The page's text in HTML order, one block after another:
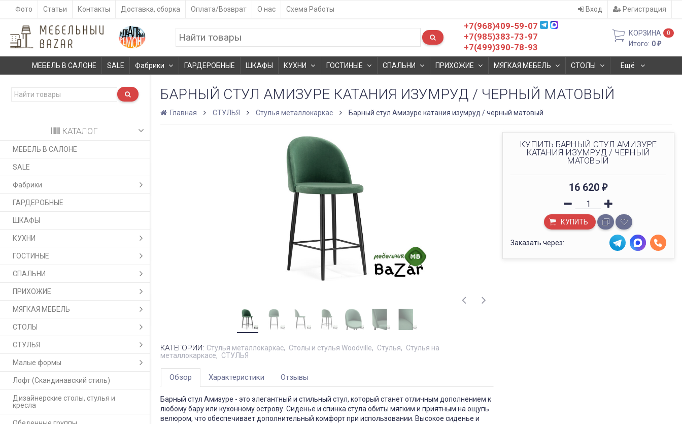
Фото Статьи Контакты Доставка, сборка Оплата/Возврат О нас Схема Работы Вход Регистрация
+7(968)409-59-07
+7(985)383-73-97
+7(499)390-78-93
КОРЗИНА 0
Итого: 0₽
МЕБЕЛЬ В САЛОНЕ SALE Фабрики ГАРДЕРОБНЫЕ ШКАФЫ КУХНИ ГОСТИНЫЕ СПАЛЬНИ ПРИХОЖИЕ МЯГКАЯ МЕБЕЛЬ СТОЛЫ Ещё
КАТАЛОГ
МЕБЕЛЬ В САЛОНЕ
SALE
Фабрики
ГАРДЕРОБНЫЕ
ШКАФЫ
КУХНИ
ГОСТИНЫЕ
СПАЛЬНИ
ПРИХОЖИЕ
МЯГКАЯ МЕБЕЛЬ
СТОЛЫ
СТУЛЬЯ
Малые формы
Лофт (Скандинавский стиль)
Дизайнерские столы, стулья и
кресла
БАРНЫЙ СТУЛ АМИЗУРЕ КАТАНИЯ ИЗУМРУД / ЧЕРНЫЙ МАТОВЫЙ
Главная СТУЛЬЯ Стулья металлокаркас Барный стул Амизуре катания изумруд / черный матовый
КУПИТЬ БАРНЫЙ СТУЛ АМИЗУРЕ
КАТАНИЯ ИЗУМРУД / ЧЕРНЫЙ
МАТОВЫЙ
16 620₽
КУПИТЬ
Заказать через:
КАТЕГОРИИ: Стулья металлокаркас Столы и стулья Woodville Стулья
Стулья на
металлокаркасе
СТУЛЬЯ
Обзор Характеристики Отзывы
Барный стул Амизуре - это элегантный и стильный стул, который станет отличным дополнением к
любому бару или кухонному острову. Сиденье и спинка стула обиты мягким и приятным на ощупь
велюром, что обеспечивает дополнительный комфорт при использовании. Высокое сиденье и